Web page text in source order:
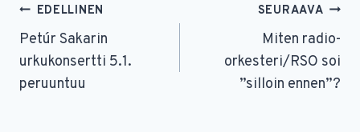
Artikkelien
selaus
EDELLINEN
Petúr Sakarin
urkukonsertti 5.1.
peruuntuu
SEURAAVA
Miten radio-
orkesteri/RSO soi
”silloin ennen”?